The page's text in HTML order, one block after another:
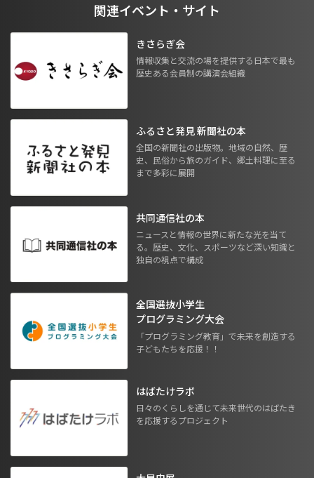
関連イベント・サイト
きさらぎ会
情報収集と交流の場を提供する日本で最も
歴史ある会員制の講演会組織
ふるさと発見 新聞社の本
全国の新聞社の出版物。地域の自然、歴
史、民俗から旅のガイド、郷土料理に至る
まで多彩に展開
共同通信社の本
ニュースと情報の世界に新たな光を当て
る。歴史、文化、スポーツなど深い知識と
独自の視点で構成
全国選抜小学生
プログラミング大会
「プログラミング教育」で未来を創造する
子どもたちを応援！！
はばたけラボ
日々のくらしを通じて未来世代のはばたき
を応援するプロジェクト